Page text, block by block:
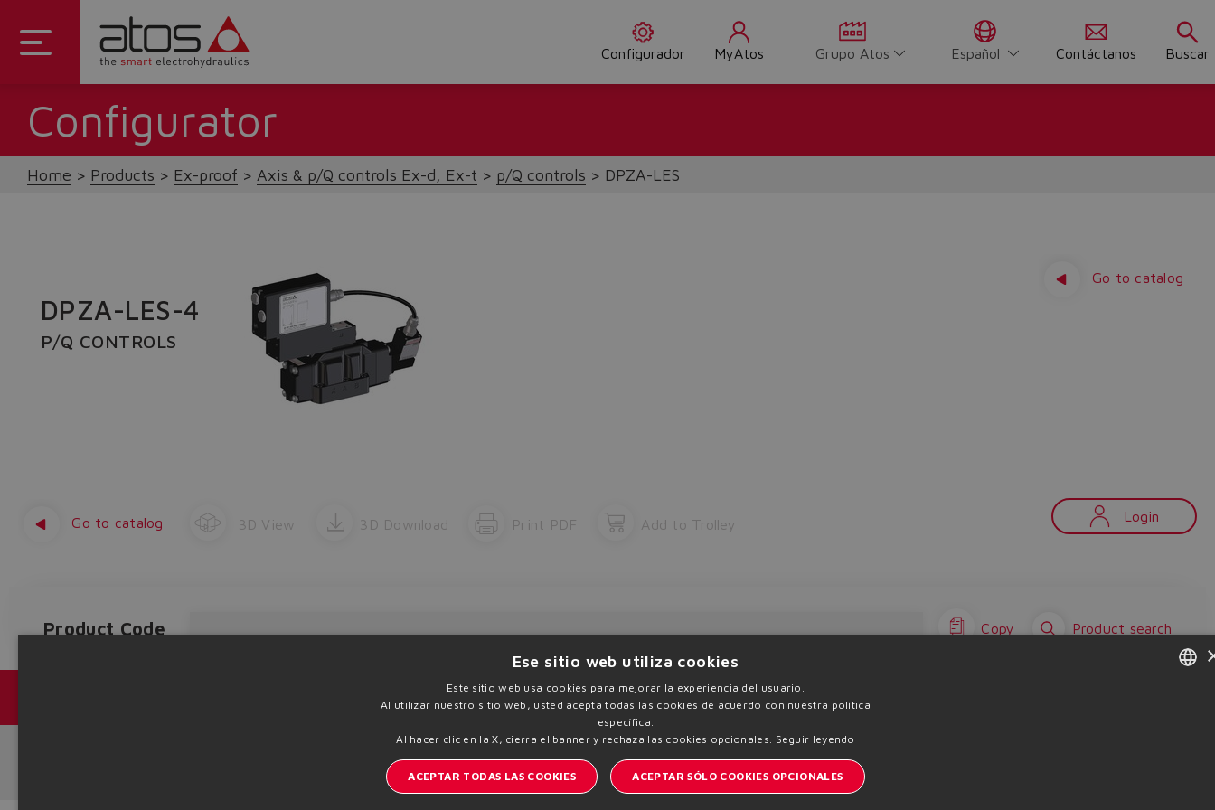
Configurador MyAtos Grupo Atos Español Contáctanos Buscar
Configurator
Home Products Ex-proof Axis & p/Q controls Ex-d, Ex-t p/Q controls DPZA-LES
Go to catalog
DPZA-LES-4
P/Q CONTROLS
Go to catalog 3D View 3D Download Print PDF Add to Trolley Login
Product Code Copy Product search
Manténgase informado del mundo Atos Inscription à la newsletter
Sitemap
Ese sitio web utiliza cookies
Este sitio web usa cookies para mejorar la experiencia del usuario.
Al utilizar nuestro sitio web, usted acepta todas las cookies de acuerdo con nuestra política
específica.
Al hacer clic en la X, cierra el banner y rechaza las cookies opcionales. Seguir leyendo
ACEPTAR TODAS LAS COOKIES ACEPTAR SÓLO COOKIES OPCIONALES